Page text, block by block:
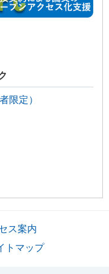
限定）
ス案内
トマップ